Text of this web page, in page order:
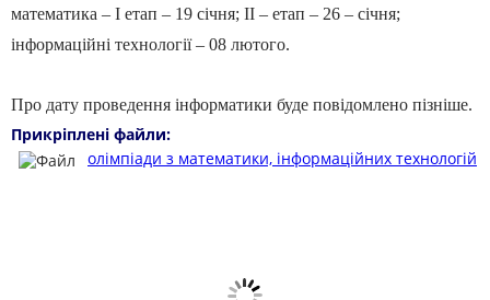
математика – І етап – 19 січня; ІІ – етап – 26 – січня;
інформаційні технології – 08 лютого.
Про дату проведення інформатики буде повідомлено пізніше.
Прикріплені файли:
олімпіади з математики, інформаційних технологій